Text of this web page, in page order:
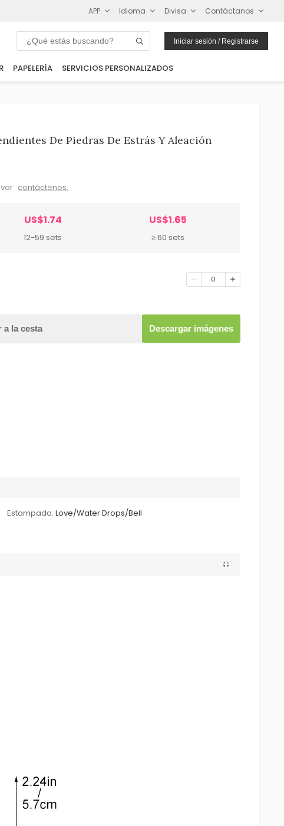
APP Idioma Divisa Contáctanos
Iniciar sesión / Registrarse
PAPELERÍA SERVICIOS PERSONALIZADOS
De Piedras De Estrás Y Aleación
contáctenos.
US$1.74
12-59 sets
US$1.65
≥ 60 sets
0
a la cesta Descargar imágenes
Estampado: Love/Water Drops/Bell